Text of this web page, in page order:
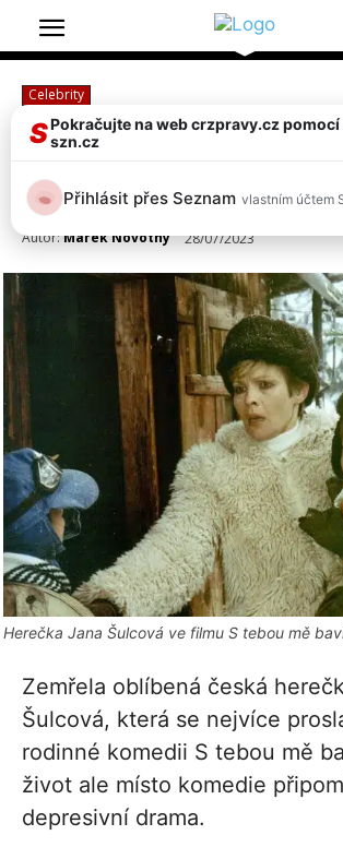
Celebrity
Zemřela Jana
komedie S tebou mě
Autor:Marek Novotný 28/07/2023
Herečka Jana Šulcová ve filmu S tebou mě
Zemřela oblíbená česká
Šulcová, která se nejvíce
rodinné komedii S tebou mě
život ale místo komedie
depresivní drama.
SPokračujte na web crzpravy.cz
szn.cz
Přihlásit přes Seznam vlastním účtem